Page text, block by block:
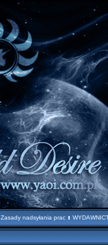
Zasady nadsyłania prac